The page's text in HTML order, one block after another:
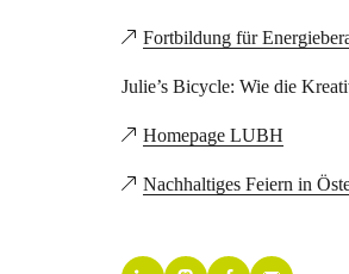
Fortbildung für
Julie’s Bicycle: Wie die
Homepage LUBH
Nachhaltiges Feiern in